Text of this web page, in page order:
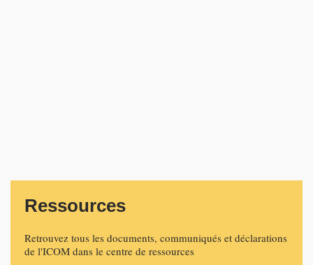
Ressources
Retrouvez tous les documents, communiqués et déclarations
de l'ICOM dans le centre de ressources